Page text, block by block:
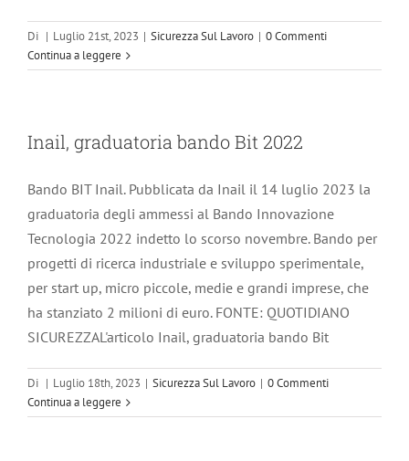
Di | Luglio 21st, 2023 | Sicurezza Sul Lavoro | 0 Commenti
Continua a leggere
Inail, graduatoria bando Bit 2022
Bando BIT Inail. Pubblicata da Inail il 14 luglio 2023 la
graduatoria degli ammessi al Bando Innovazione
Tecnologia 2022 indetto lo scorso novembre. Bando per
progetti di ricerca industriale e sviluppo sperimentale,
per start up, micro piccole, medie e grandi imprese, che
ha stanziato 2 milioni di euro. FONTE: QUOTIDIANO
SICUREZZAL'articolo Inail, graduatoria bando Bit
Di | Luglio 18th, 2023 | Sicurezza Sul Lavoro | 0 Commenti
Continua a leggere